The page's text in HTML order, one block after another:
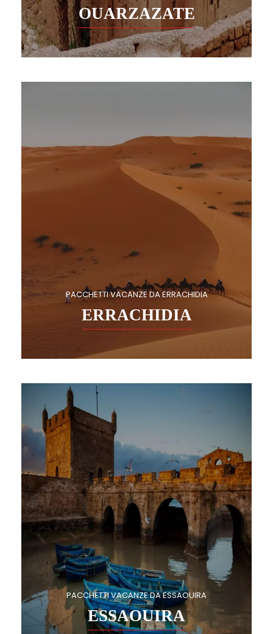
OUARZAZATE
PACCHETTI VACANZE DA ERRACHIDIA
ERRACHIDIA
PACCHETTI VACANZE DA ESSAOUIRA
ESSAOUIRA